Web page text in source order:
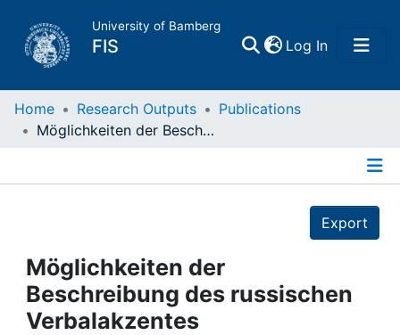
University of Bamberg
FIS Log In(current)
Home
Projects
People
Home Research Outputs
Publications
Möglichkeiten der Beschreibung des russischen Verbalakzentes
Export
Möglichkeiten der
Beschreibung des russischen
Verbalakzentes